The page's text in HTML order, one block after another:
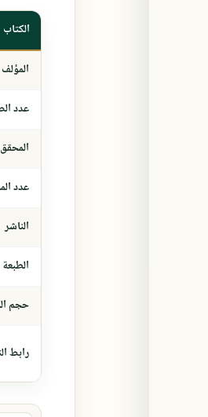
الكتاب
المؤلف
عدد
المحقق
عدد
الناشر
الطبعة
حجم
رابط